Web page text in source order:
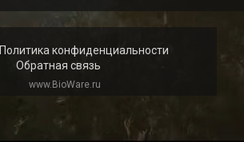
Политика конфиденциальности
Обратная связь
www.BioWare.ru